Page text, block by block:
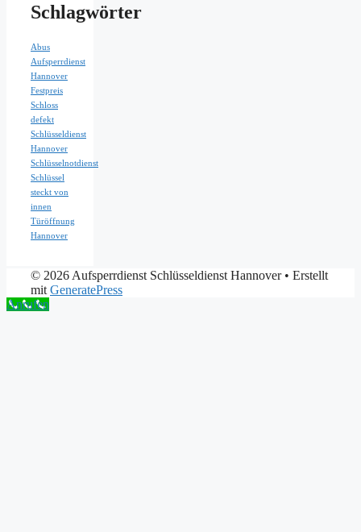
Schlagwörter
Abus
Aufsperrdienst
Hannover
Festpreis
Schloss
defekt
Schlüsseldienst
Hannover
Schlüsselnotdienst
Schlüssel
steckt von
innen
Türöffnung
Hannover
© 2026 Aufsperrdienst Schlüsseldienst Hannover• Erstellt
mitGeneratePress
Anrufen